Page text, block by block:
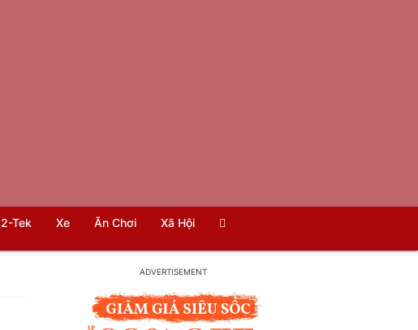
2-Tek Xe Ăn Chơi Xã Hội